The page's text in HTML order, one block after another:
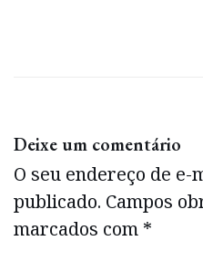
Deixe um comentário
O seu endereço de e-
publicado. Campos
marcados com *